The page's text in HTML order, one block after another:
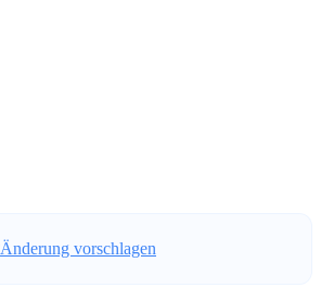
Änderung vorschlagen